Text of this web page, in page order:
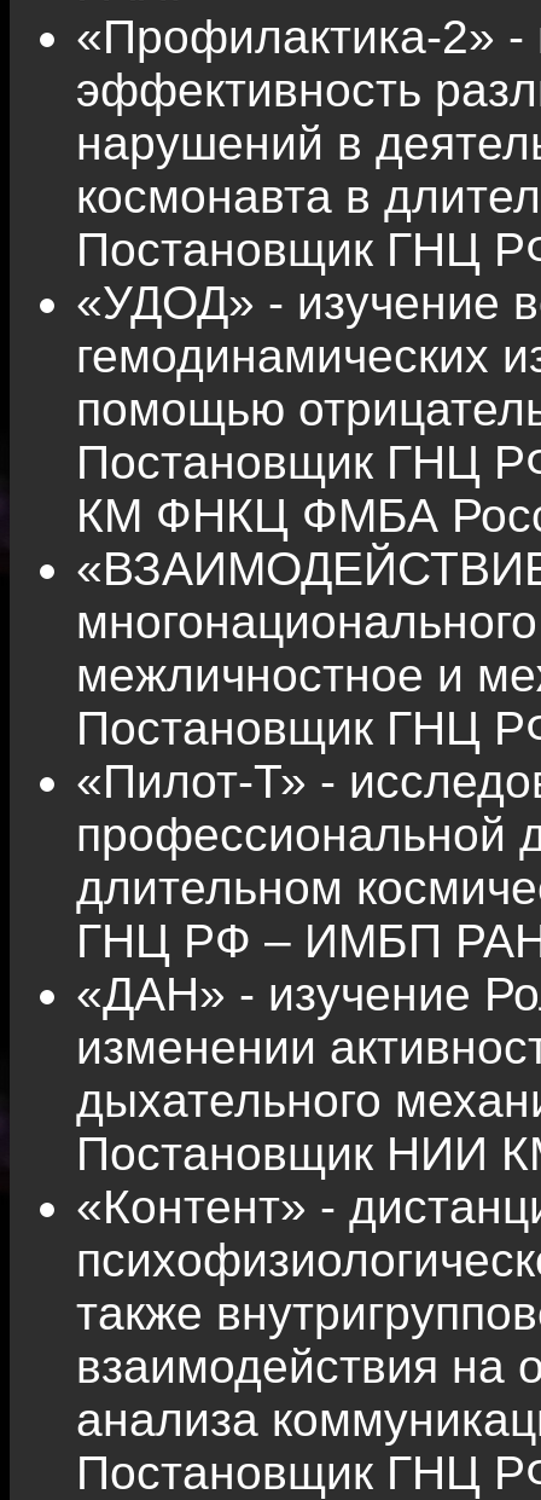
«Профилактика-2»
эффективность
нарушений в
космонавта в
Постановщик ГНЦ
«УДОД» - изучение
гемодинамических
помощью
Постановщик ГНЦ
КМ ФНКЦ ФМБА
межличностное и
Постановщик ГНЦ
«Пилот-Т» -
профессиональной
длительном
ГНЦ РФ – ИМБП
«ДАН» - изучение
изменении
дыхательного
Постановщик НИИ
«Контент» -
также
взаимодействия на
анализа
Постановщик ГНЦ